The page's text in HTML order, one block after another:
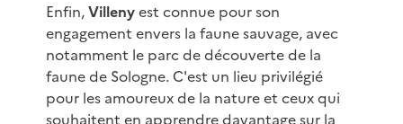
Enfin,Villenyest connue pour son
engagement envers la faune sauvage, avec
notamment le parc de découverte de la
faune de Sologne. C'est un lieu privilégié
pour les amoureux de la nature et ceux qui